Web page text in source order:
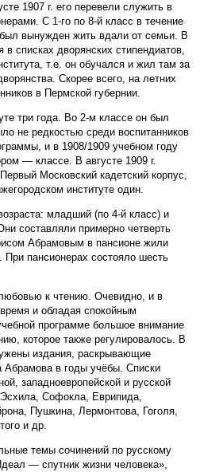
1907 г. его перевели служить в
С 1-го по 8-й класс в течение
вынужден жить вдали от семьи. В
в списках дворянских стипендиатов,
т.е. он обучался и жил там за
Скорее всего, на летних
в Пермской губернии.
три года. Во 2-м классе он был
не редкостью среди воспитанников
и в 1908/1909 учебном году
— классе. В августе 1909 г.
Московский кадетский корпус,
институте один.
младший (по 4-й класс) и
составляли примерно четверть
Абрамовым в пансионе жили
При пансионерах состояло шесть
к чтению. Очевидно, и в
и обладая спокойным
программе большое внимание
которое также регулировалось. В
издания, раскрывающие
Абрамова в годы учёбы. Списки
западноевропейской и русской
Софокла, Еврипида,
Пушкина, Лермонтова, Гоголя,
и др.
темы сочинений по русскому
— спутник жизни человека»,